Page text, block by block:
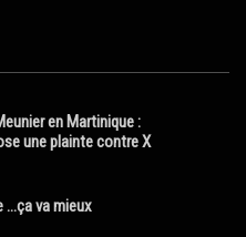
en Martinique :
une plainte contre X
…ça va mieux